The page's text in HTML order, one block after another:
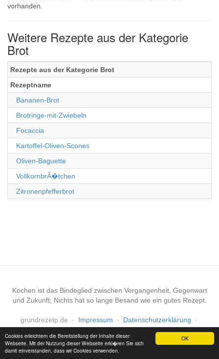
OK
Cookies erleichtern die Bereitstellung der Inhalte dieser
Webseite. Mit der Nutzung dieser Webseite erkl�ren Sie sich
damit einverstanden, dass wir Cookies verwenden.
vorhanden.
Weitere Rezepte aus der Kategorie
Brot
Rezepte aus der Kategorie Brot
Rezeptname
Bananen-Brot
Brotringe-mit-Zwiebeln
Focaccia
Kartoffel-Oliven-Scones
Oliven-Baguette
VollkornbrÃ�tchen
Zitronenpfefferbrot
Kochen ist das Bindeglied zwischen Vergangenheit, Gegenwart
und Zukunft; Nichts hat so lange Besand wie ein gutes Rezept.
grundrezetp.de · Impressum · Datenschutzerklärung
·
Haftungsausschluss